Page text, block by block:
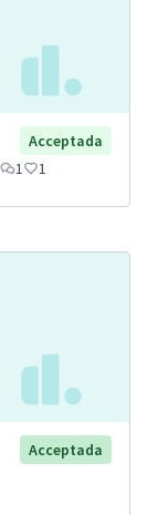
Acceptada
1 1
Acceptada